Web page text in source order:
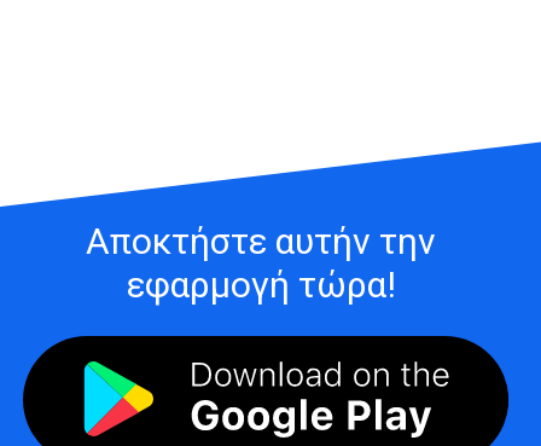
Αποκτήστε αυτήν την
εφαρμογή τώρα!